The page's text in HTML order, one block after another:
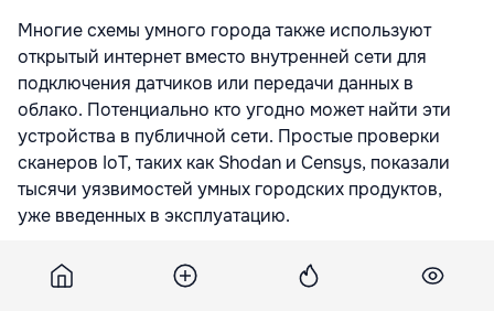
Многие схемы умного города также используют
открытый интернет вместо внутренней сети для
подключения датчиков или передачи данных в
облако. Потенциально кто угодно может найти эти
устройства в публичной сети. Простые проверки
сканеров IoT, таких как Shodan и Censys, показали
тысячи уязвимостей умных городских продуктов,
уже введенных в эксплуатацию.
Нельзя просто обновить ПО умного города